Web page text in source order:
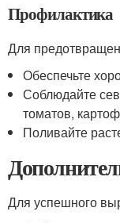
Профилактика
Для
Обеспечьте
Соблюдайте
томатов,
Поливайте
Для успешного